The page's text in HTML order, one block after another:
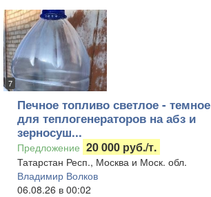
7
Печное топливо светлое - темное
для теплогенераторов на абз и
зерносуш...
Предложение 20 000 руб./т.
Татарстан Респ., Москва и Моск. обл.
Владимир Волков
06.08.26 в 00:02